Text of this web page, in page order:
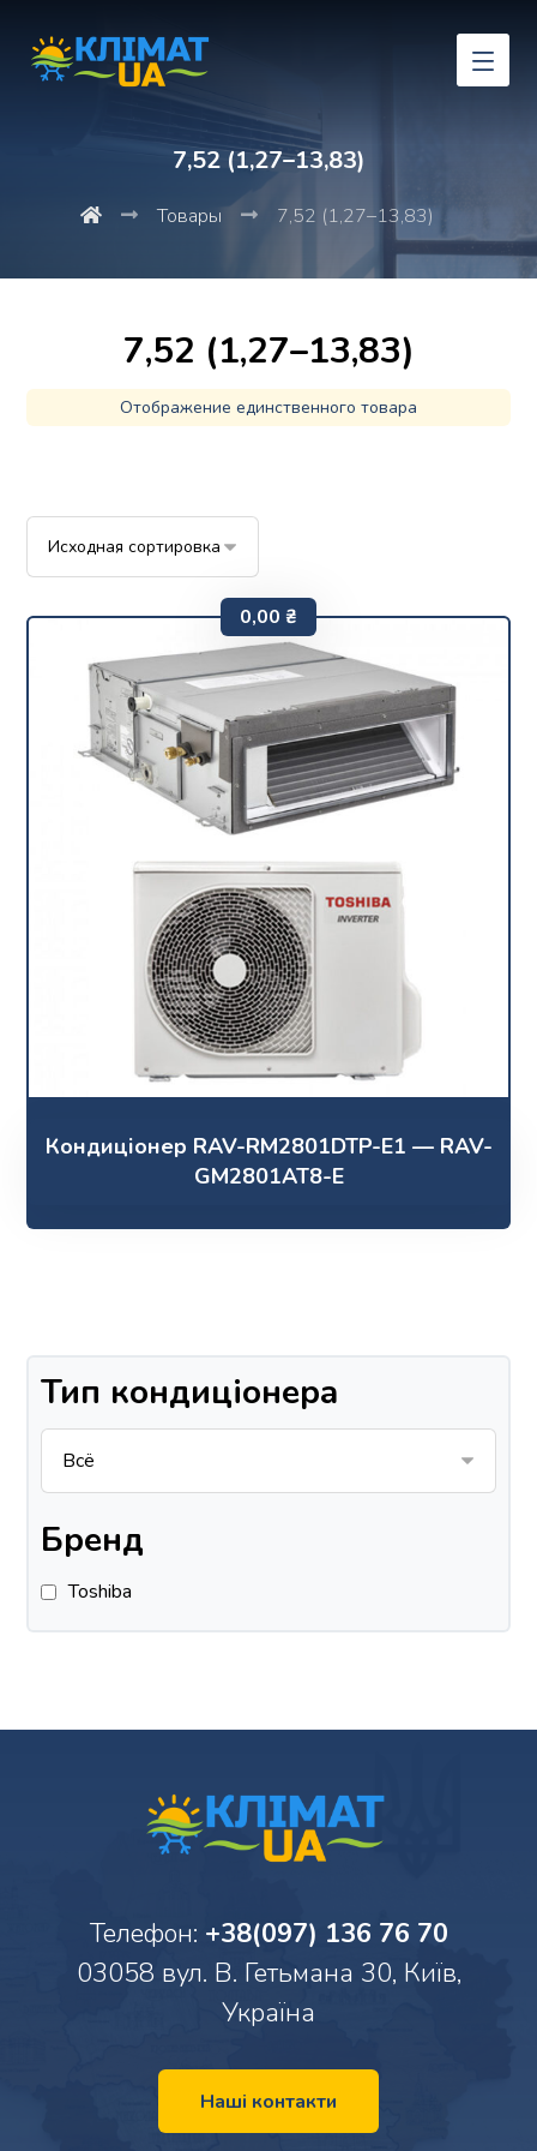
7,52 (1,27–13,83)
Товары 7,52 (1,27–13,83)
7,52 (1,27–13,83)
Отображение единственного товара
Кондиціонер RAV-RM2801DTP-E1 — RAV-
GM2801AT8-E
0,00 ₴
Тип кондиціонера
Бренд
Toshiba
Телефон: +38(097) 136 76 70
03058 вул. В. Гетьмана 30, Київ,
Україна
Наші контакти